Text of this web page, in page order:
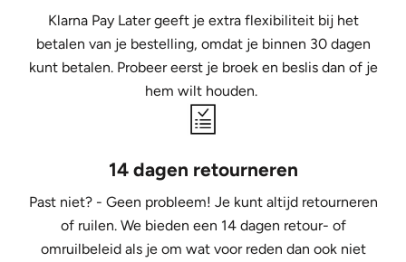
Klarna Pay Later geeft je extra flexibiliteit bij het
betalen van je bestelling, omdat je binnen 30 dagen
kunt betalen. Probeer eerst je broek en beslis dan of je
hem wilt houden.
14 dagen retourneren
Past niet? - Geen probleem! Je kunt altijd retourneren
of ruilen. We bieden een 14 dagen retour- of
omruilbeleid als je om wat voor reden dan ook niet